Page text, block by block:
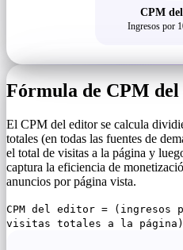
CPM
Ingresos por
Fórmula de CPM
El CPM del editor se calcula
totales (en todas las fuentes de
el total de visitas a la página y
captura la eficiencia de
anuncios por página vista.
CPM del editor =
visitas totales a la página)